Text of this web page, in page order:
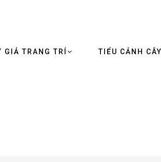
GIẢ TRANG TRÍ TIỂU CẢNH